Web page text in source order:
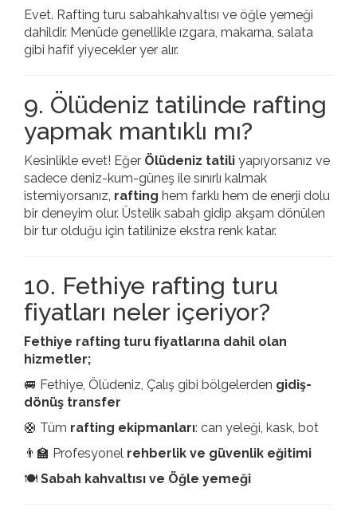
Evet. Rafting turu sabahkahvaltısı ve öğle yemeği
dahildir. Menüde genellikle ızgara, makarna, salata
gibi hafif yiyecekler yer alır.
9. Ölüdeniz tatilinde rafting
yapmak mantıklı mı?
Kesinlikle evet! Eğer Ölüdeniz tatili yapıyorsanız ve
sadece deniz-kum-güneş ile sınırlı kalmak
istemiyorsanız, rafting hem farklı hem de enerji dolu
bir deneyim olur. Üstelik sabah gidip akşam dönülen
bir tur olduğu için tatilinize ekstra renk katar.
10. Fethiye rafting turu
fiyatları neler içeriyor?
Fethiye rafting turu fiyatlarına dahil olan
hizmetler;
🚐 Fethiye, Ölüdeniz, Çalış gibi bölgelerden gidiş-
dönüş transfer
🛟 Tüm rafting ekipmanları: can yeleği, kask, bot
👨‍🏫 Profesyonel rehberlik ve güvenlik eğitimi
🍽️ Sabah kahvaltısı ve Öğle yemeği